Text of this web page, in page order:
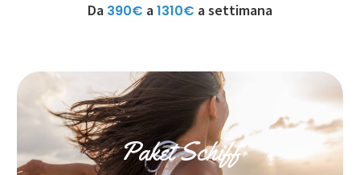
Da 390€ a1310€ a settimana
Paket Schiff